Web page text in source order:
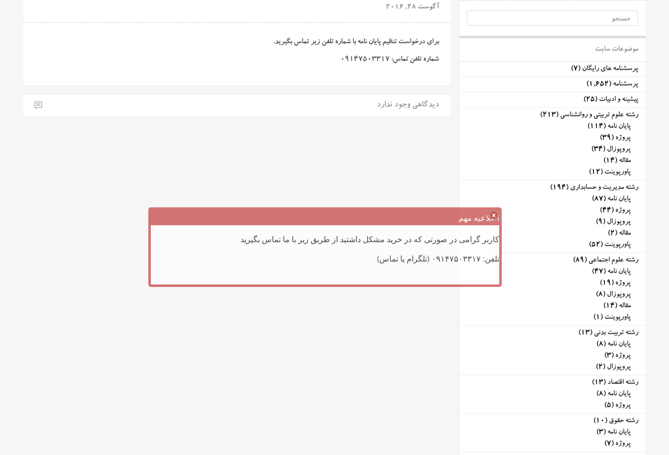
آگوست 28, 2016
برای درخواست تنظیم پایان نامه با شماره تلفن زیر تماس بگیرید.
شماره تلفن تماس:
دیدگاهی وجود ندارد
موضوعات سایت
پرسشنامه های رایگان (7)
پرسشنامه (1,652)
پیشینه و ادبیات (25)
رشته علوم تربیتی و روانشناسی (213)
پایان نامه (114)
پروژه (39)
پروپوزال (34)
مقاله (14)
پاورپوینت (12)
رشته مدیریت و حسابداری (194)
پایان نامه (87)
پروژه (44)
پروپوزال (9)
مقاله (2)
پاورپوینت (52)
رشته علوم اجتماعی (89)
پایان نامه (47)
پروژه (19)
پروپوزال (8)
مقاله (14)
پاورپوینت (1)
رشته تربیت بدنی (13)
پایان نامه (8)
پروژه (3)
پروپوزال (2)
رشته اقتصاد (13)
پایان نامه (8)
پروژه (5)
رشته حقوق (10)
پایان نامه (3)
پروژه (7)
اطلاعیه مهم
کاربر گرامی در صورتی که در خرید مشکل داشتید از طریق زیر با ما تماس بگیرید
تلفن: ۰۹۱۴۷۵۰۳۳۱۷ (تلگرام یا تماس)